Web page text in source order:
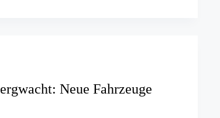
Neue Fahrzeuge